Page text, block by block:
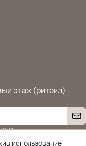
этаж (ритейл)
использование